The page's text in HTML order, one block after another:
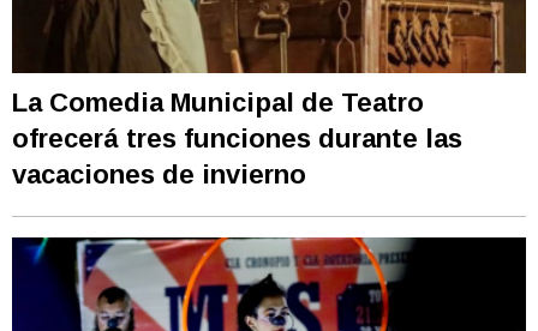
La Comedia Municipal de Teatro
ofrecerá tres funciones durante las
vacaciones de invierno